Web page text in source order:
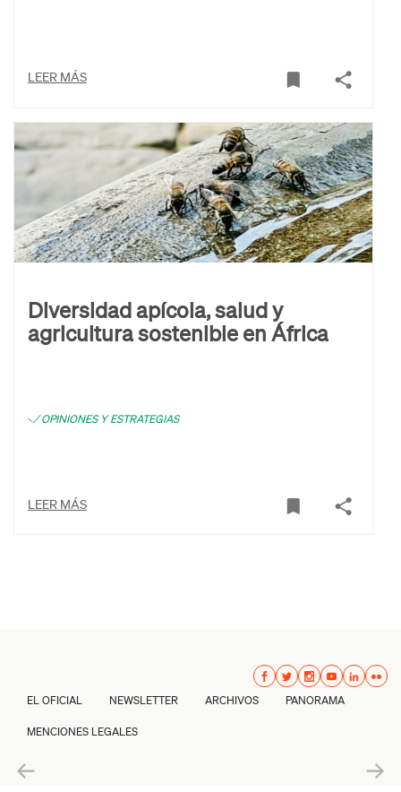
LEER MÁS
Diversidad apícola, salud y
agricultura sostenible en África
OPINIONES Y ESTRATEGIAS
LEER MÁS
EL OFICIAL NEWSLETTER ARCHIVOS PANORAMA
MENCIONES LEGALES